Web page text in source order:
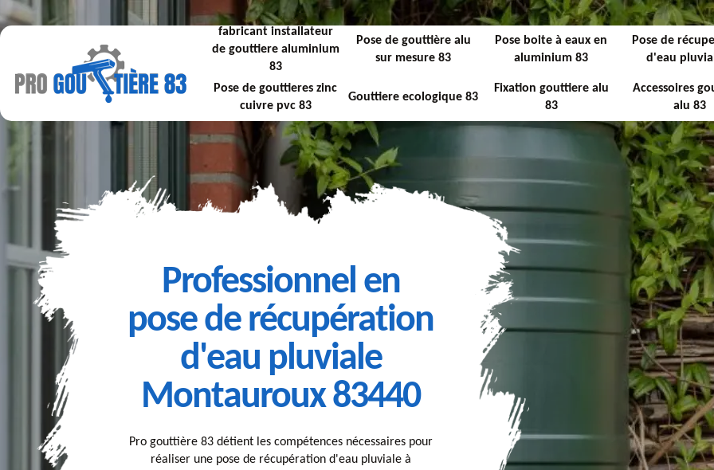
fabricant installateur
de gouttiere aluminium
83
Pose de gouttière alu
sur mesure 83
Pose boite à eaux en
aluminium 83
Pose de
d'eau
Pose de gouttieres zinc
cuivre pvc 83
Gouttiere ecologique 83
Fixation gouttiere alu
83
Accessoires
alu 83
Professionnel en
pose de récupération
d'eau pluviale
Montauroux 83440
Pro gouttière 83 détient les compétences nécessaires pour
réaliser une pose de récupération d'eau pluviale à